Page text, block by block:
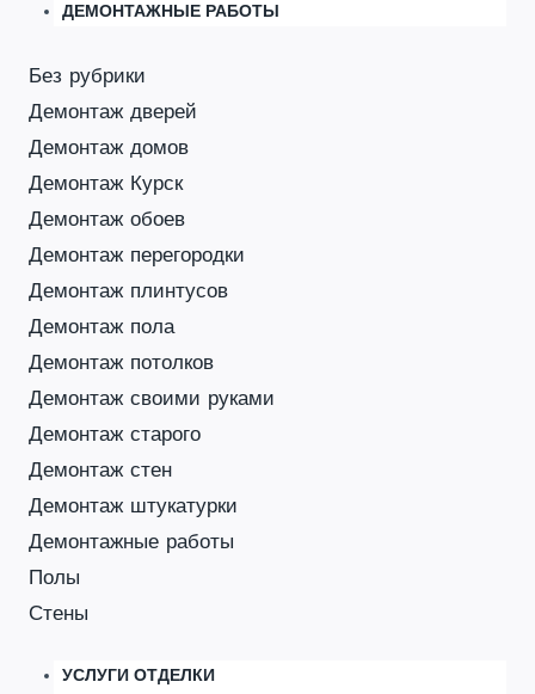
ДЕМОНТАЖНЫЕ РАБОТЫ
Без рубрики
Демонтаж дверей
Демонтаж домов
Демонтаж Курск
Демонтаж обоев
Демонтаж перегородки
Демонтаж плинтусов
Демонтаж пола
Демонтаж потолков
Демонтаж своими руками
Демонтаж старого
Демонтаж стен
Демонтаж штукатурки
Демонтажные работы
Полы
Стены
УСЛУГИ ОТДЕЛКИ